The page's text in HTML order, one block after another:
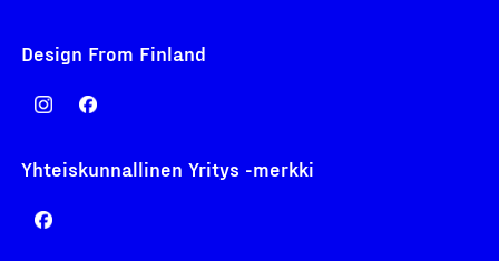
Design From Finland
Yhteiskunnallinen Yritys -merkki